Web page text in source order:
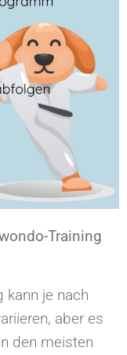
Training
kann je nach
aber es
den meisten